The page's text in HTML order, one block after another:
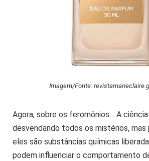
Imagem/Fonte:
Agora, sobre os feromônios… A
desvendando todos os mistérios, mas
eles são substâncias químicas
podem influenciar o comportamento